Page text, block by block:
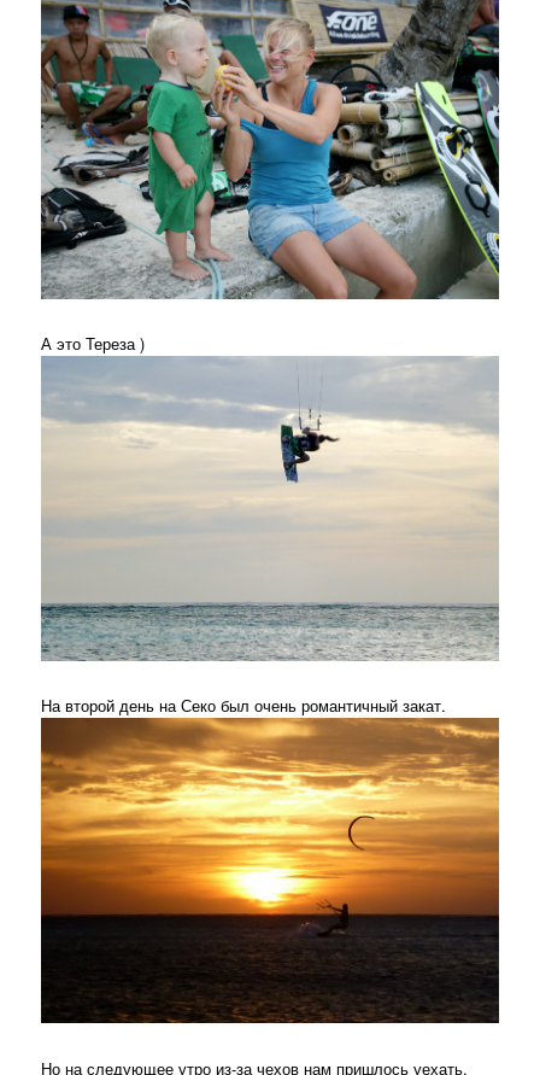
А это Тереза )
На второй день на Секо был очень романтичный закат.
Но на следующее утро из-за чехов нам пришлось уехать.